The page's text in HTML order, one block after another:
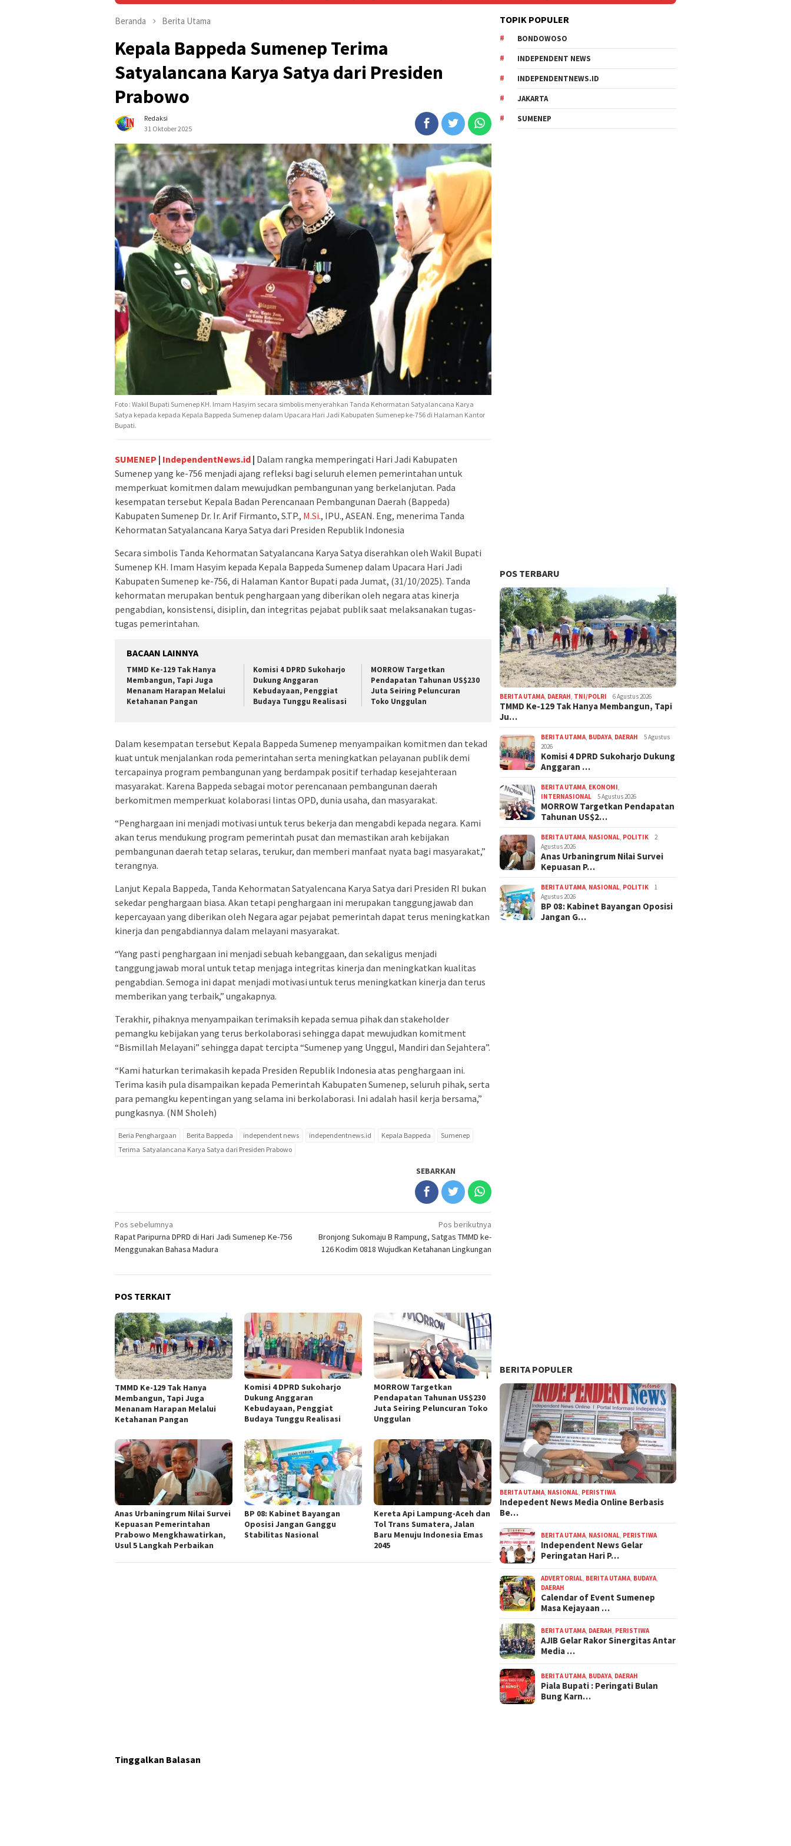
Beranda Berita Utama
Kepala Bappeda Sumenep Terima
Satyalancana Karya Satya dari Presiden
Prabowo
Redaksi
31 Oktober 2025
Foto : Wakil Bupati Sumenep KH. Imam Hasyim secara simbolis menyerahkan Tanda Kehormatan Satyalancana Karya
Satya kepada kepada Kepala Bappeda Sumenep dalam Upacara Hari Jadi Kabupaten Sumenep ke-756 di Halaman Kantor
Bupati.
SUMENEP | IndependentNews.id | Dalam rangka memperingati Hari Jadi Kabupaten
Sumenep yang ke-756 menjadi ajang refleksi bagi seluruh elemen pemerintahan untuk
memperkuat komitmen dalam mewujudkan pembangunan yang berkelanjutan. Pada
kesempatan tersebut Kepala Badan Perencanaan Pembangunan Daerah (Bappeda)
Kabupaten Sumenep Dr. Ir. Arif Firmanto, S.TP., M.Si., IPU., ASEAN. Eng, menerima Tanda
Kehormatan Satyalancana Karya Satya dari Presiden Republik Indonesia
Secara simbolis Tanda Kehormatan Satyalancana Karya Satya diserahkan oleh Wakil Bupati
Sumenep KH. Imam Hasyim kepada Kepala Bappeda Sumenep dalam Upacara Hari Jadi
Kabupaten Sumenep ke-756, di Halaman Kantor Bupati pada Jumat, (31/10/2025). Tanda
kehormatan merupakan bentuk penghargaan yang diberikan oleh negara atas kinerja
pengabdian, konsistensi, disiplin, dan integritas pejabat publik saat melaksanakan tugas-
tugas pemerintahan.
BACAAN LAINNYA
TMMD Ke-129 Tak Hanya
Membangun, Tapi Juga
Menanam Harapan Melalui
Ketahanan Pangan
Komisi 4 DPRD Sukoharjo
Dukung Anggaran
Kebudayaan, Penggiat
Budaya Tunggu Realisasi
MORROW Targetkan
Pendapatan Tahunan US$230
Juta Seiring Peluncuran
Toko Unggulan
Dalam kesempatan tersebut Kepala Bappeda Sumenep menyampaikan komitmen dan tekad
kuat untuk menjalankan roda pemerintahan serta meningkatkan pelayanan publik demi
tercapainya program pembangunan yang berdampak positif terhadap kesejahteraan
masyarakat. Karena Bappeda sebagai motor perencanaan pembangunan daerah
berkomitmen memperkuat kolaborasi lintas OPD, dunia usaha, dan masyarakat.
“Penghargaan ini menjadi motivasi untuk terus bekerja dan mengabdi kepada negara. Kami
akan terus mendukung program pemerintah pusat dan memastikan arah kebijakan
pembangunan daerah tetap selaras, terukur, dan memberi manfaat nyata bagi masyarakat,”
terangnya.
Lanjut Kepala Bappeda, Tanda Kehormatan Satyalencana Karya Satya dari Presiden RI bukan
sekedar penghargaan biasa. Akan tetapi penghargaan ini merupakan tanggungjawab dan
kepercayaan yang diberikan oleh Negara agar pejabat pemerintah dapat terus meningkatkan
kinerja dan pengabdiannya dalam melayani masyarakat.
“Yang pasti penghargaan ini menjadi sebuah kebanggaan, dan sekaligus menjadi
tanggungjawab moral untuk tetap menjaga integritas kinerja dan meningkatkan kualitas
pengabdian. Semoga ini dapat menjadi motivasi untuk terus meningkatkan kinerja dan terus
memberikan yang terbaik,” ungakapnya.
Terakhir, pihaknya menyampaikan terimaksih kepada semua pihak dan stakeholder
pemangku kebijakan yang terus berkolaborasi sehingga dapat mewujudkan komitment
“Bismillah Melayani” sehingga dapat tercipta “Sumenep yang Unggul, Mandiri dan Sejahtera”.
“Kami haturkan terimakasih kepada Presiden Republik Indonesia atas penghargaan ini.
Terima kasih pula disampaikan kepada Pemerintah Kabupaten Sumenep, seluruh pihak, serta
para pemangku kepentingan yang selama ini berkolaborasi. Ini adalah hasil kerja bersama,”
pungkasnya. (NM Sholeh)
Beria Penghargaan Berita Bappeda independent news independentnews.id Kepala Bappeda
Sumenep
Terima Satyalancana Karya Satya dari Presiden Prabowo
SEBARKAN
Navigasi
pos
Pos sebelumnya
Rapat Paripurna DPRD di Hari Jadi Sumenep Ke-756
Menggunakan Bahasa Madura
Pos berikutnya
Bronjong Sukomaju B Rampung, Satgas TMMD ke-
126 Kodim 0818 Wujudkan Ketahanan Lingkungan
POS TERKAIT
TMMD Ke-129 Tak Hanya
Membangun, Tapi Juga
Menanam Harapan Melalui
Ketahanan Pangan
Komisi 4 DPRD Sukoharjo
Dukung Anggaran
Kebudayaan, Penggiat
Budaya Tunggu Realisasi
MORROW Targetkan
Pendapatan Tahunan US$230
Juta Seiring Peluncuran Toko
Unggulan
Anas Urbaningrum Nilai Survei
Kepuasan Pemerintahan
Prabowo Mengkhawatirkan,
Usul 5 Langkah Perbaikan
BP 08: Kabinet Bayangan
Oposisi Jangan Ganggu
Stabilitas Nasional
Kereta Api Lampung-Aceh dan
Tol Trans Sumatera, Jalan
Baru Menuju Indonesia Emas
2045
Tinggalkan Balasan
TOPIK POPULER
BONDOWOSO
INDEPENDENT NEWS
INDEPENDENTNEWS.ID
JAKARTA
SUMENEP
POS TERBARU
BERITA UTAMA DAERAH TNI/POLRI 6 Agustus 2026
TMMD Ke-129 Tak Hanya Membangun, Tapi
Ju…
BERITA UTAMA BUDAYA DAERAH
5 Agustus
2026
Komisi 4 DPRD Sukoharjo Dukung
Anggaran …
BERITA UTAMA EKONOMI
INTERNASIONAL
5 Agustus 2026
MORROW Targetkan Pendapatan
Tahunan US$2…
BERITA UTAMA NASIONAL POLITIK
2
Agustus 2026
Anas Urbaningrum Nilai Survei
Kepuasan P…
BERITA UTAMA NASIONAL POLITIK
1
Agustus 2026
BP 08: Kabinet Bayangan Oposisi
Jangan G…
BERITA POPULER
BERITA UTAMA NASIONAL PERISTIWA
Indepedent News Media Online Berbasis
Be…
BERITA UTAMA NASIONAL PERISTIWA
Independent News Gelar
Peringatan Hari P…
ADVERTORIAL BERITA UTAMA BUDAYA
DAERAH
Calendar of Event Sumenep
Masa Kejayaan …
BERITA UTAMA DAERAH PERISTIWA
AJIB Gelar Rakor Sinergitas Antar
Media …
BERITA UTAMA BUDAYA DAERAH
Piala Bupati : Peringati Bulan
Bung Karn…